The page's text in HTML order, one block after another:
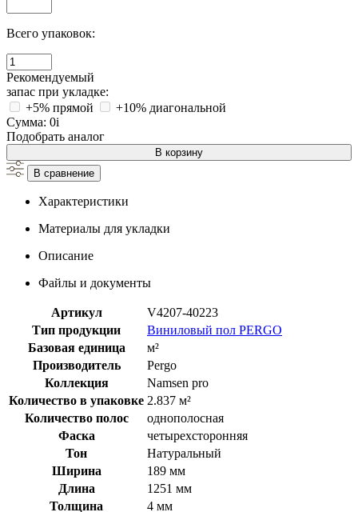
Всего упаковок:
Рекомендуемый
запас при укладке:
+5% прямой
+10% диагональной
Сумма: 0i
Подобрать аналог
В корзину
В сравнение
Характеристики
Материалы для укладки
Описание
Файлы и документы
Артикул
V4207-40223
Тип продукции
Виниловый пол PERGO
Базовая единица
м²
Производитель
Pergo
Коллекция
Namsen pro
Количество в упаковке 2.837 м²
Количество полос
однополосная
Фаска
четырехсторонняя
Тон
Натуральный
Ширина
189 мм
Длина
1251 мм
Толщина
4 мм